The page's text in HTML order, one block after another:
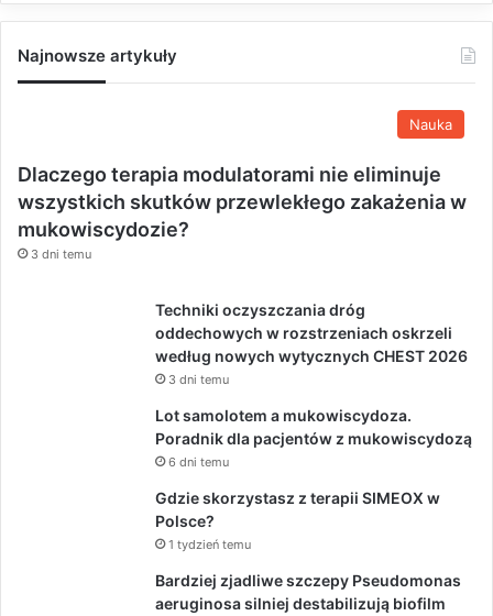
Najnowsze artykuły
Nauka
Dlaczego terapia modulatorami nie eliminuje
wszystkich skutków przewlekłego zakażenia w
mukowiscydozie?
3 dni temu
Techniki oczyszczania dróg
oddechowych w rozstrzeniach oskrzeli
według nowych wytycznych CHEST 2026
3 dni temu
Lot samolotem a mukowiscydoza.
Poradnik dla pacjentów z mukowiscydozą
6 dni temu
Gdzie skorzystasz z terapii SIMEOX w
Polsce?
1 tydzień temu
Bardziej zjadliwe szczepy Pseudomonas
aeruginosa silniej destabilizują biofilm